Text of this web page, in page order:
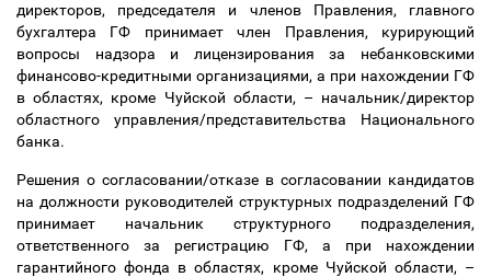
директоров, председателя и членов Правления, главного
бухгалтера ГФ принимает член Правления, курирующий
вопросы надзора и лицензирования за небанковскими
финансово-кредитными организациями, а при нахождении ГФ
в областях, кроме Чуйской области, – начальник/директор
областного управления/представительства Национального
банка.
Решения о согласовании/отказе в согласовании кандидатов
на должности руководителей структурных подразделений ГФ
принимает начальник структурного подразделения,
ответственного за регистрацию ГФ, а при нахождении
гарантийного фонда в областях, кроме Чуйской области, –